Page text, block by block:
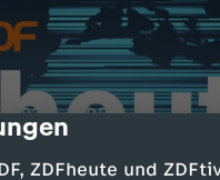
ZDFheute und
ZDF
Özdemir